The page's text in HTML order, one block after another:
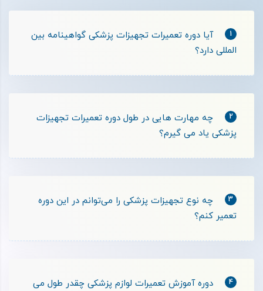
1
آیا دوره تعمیرات تجهیزات پزشکی گواهینامه بین
المللی دارد؟
2
چه مهارت‌ هایی در طول دوره تعمیرات تجهیزات
پزشکی یاد می گیرم؟
3
چه نوع تجهیزات پزشکی را می‌توانم در این دوره
تعمیر کنم؟
4
دوره آموزش تعمیرات لوازم پزشکی چقدر طول می